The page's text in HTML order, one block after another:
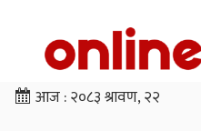
आज :२०८३ श्रावण, २२